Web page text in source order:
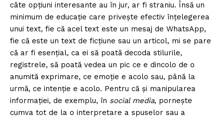
câte opțiuni interesante au în jur, ar fi straniu. Însă un
minimum de educație care privește efectiv înțelegerea
unui text, fie că acel text este un mesaj de WhatsApp,
fie că este un text de ficțiune sau un articol, mi se pare
că ar fi esențial, ca ei să poată decoda stilurile,
registrele, să poată vedea un pic ce e dincolo de o
anumită exprimare, ce emoție e acolo sau, până la
urmă, ce intenție e acolo. Pentru că și manipularea
informației, de exemplu, în social media, pornește
cumva tot de la o interpretare a spuselor sau a